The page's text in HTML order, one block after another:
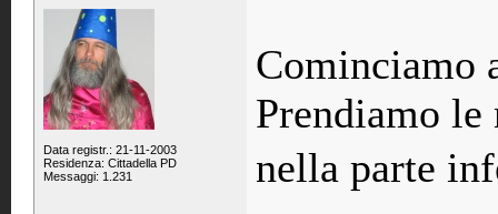
Data registr.: 21-11-2003
Residenza: Cittadella PD
Messaggi: 1.231
Cominciamo
Prendiamo le
nella parte